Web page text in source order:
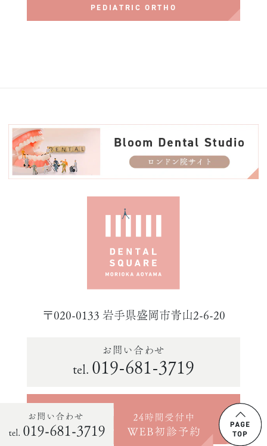
PEDIATRIC ORTHO
〒020-0133 岩手県盛岡市青山2-6-20
お問い合わせ
tel. 019-681-3719
24時間受付中
WEB初診予約